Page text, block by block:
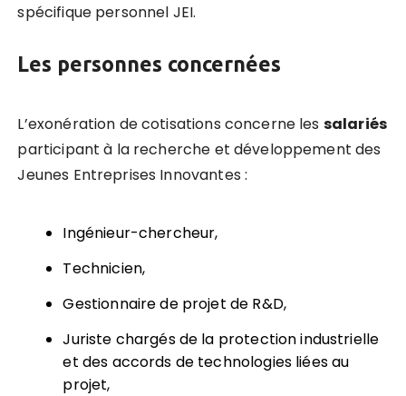
spécifique personnel JEI.
Les personnes concernées
L’exonération de cotisations concerne les salariés
participant à la recherche et développement des
Jeunes Entreprises Innovantes :
Ingénieur-chercheur,
Technicien,
Gestionnaire de projet de R&D,
Juriste chargés de la protection industrielle
et des accords de technologies liées au
projet,